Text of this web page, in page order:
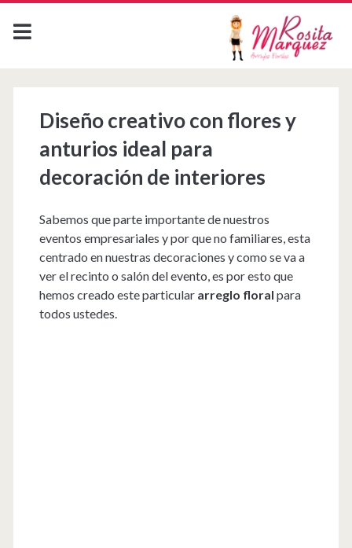
Diseño creativo con flores y
anturios ideal para
decoración de interiores
Sabemos que parte importante de nuestros
eventos empresariales y por que no familiares, esta
centrado en nuestras decoraciones y como se va a
ver el recinto o salón del evento, es por esto que
hemos creado este particulararreglo floral para
todos ustedes.